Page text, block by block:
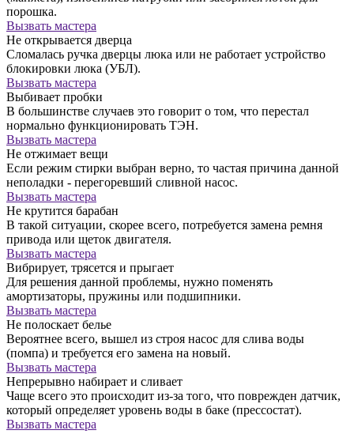
порошка.
Вызвать мастера
Не открывается дверца
Сломалась ручка дверцы люка или не работает устройство
блокировки люка (УБЛ).
Вызвать мастера
Выбивает пробки
В большинстве случаев это говорит о том, что перестал
нормально функционировать ТЭН.
Вызвать мастера
Не отжимает вещи
Если режим стирки выбран верно, то частая причина данной
неполадки - перегоревший сливной насос.
Вызвать мастера
Не крутится барабан
В такой ситуации, скорее всего, потребуется замена ремня
привода или щеток двигателя.
Вызвать мастера
Вибрирует, трясется и прыгает
Для решения данной проблемы, нужно поменять
амортизаторы, пружины или подшипники.
Вызвать мастера
Не полоскает белье
Вероятнее всего, вышел из строя насос для слива воды
(помпа) и требуется его замена на новый.
Вызвать мастера
Непрерывно набирает и сливает
Чаще всего это происходит из-за того, что поврежден датчик,
который определяет уровень воды в баке (прессостат).
Вызвать мастера